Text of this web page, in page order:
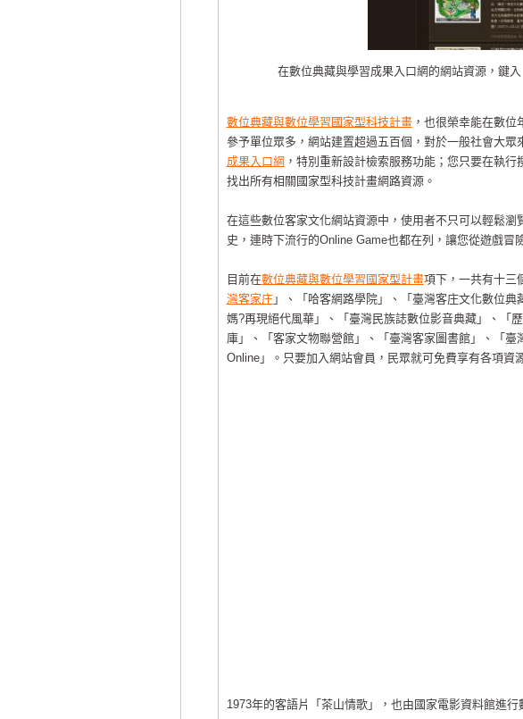
在數位典藏與學習成果入口網的網站資源，鍵
數位典藏與數位學習國家型科技計畫，也很榮幸能在數位
參予單位眾多，網站建置超過五百個，對於一般社會大眾
成果入口網 ，特別重新設計檢索服務功能；您只要在執
找出所有相關國家型科技計畫網路資源。
在這些數位客家文化網站資源中，使用者不只可以輕鬆
史，連時下流行的Online Game也都在列，讓您從遊戲冒
目前在數位典藏與數位學習國家型計畫項下，一共有十三
灣客家庄」、「哈客網路學院」、「臺灣客庄文化數位典
媽?再現絕代風華」、「臺灣民族誌數位影音典藏」、「
庫」、「客家文物聯營館」、「臺灣客家圖書館」、「臺
Online」。只要加入網站會員，民眾就可免費享有各項資
1973年的客語片「茶山情歌」，也由國家電影資料館進